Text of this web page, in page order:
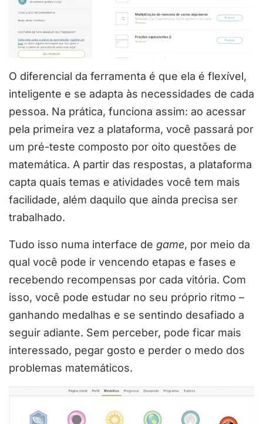
O diferencial da ferramenta é que ela é flexível,
inteligente e se adapta às necessidades de cada
pessoa. Na prática, funciona assim: ao acessar
pela primeira vez a plataforma, você passará por
um pré-teste composto por oito questões de
matemática. A partir das respostas, a plataforma
capta quais temas e atividades você tem mais
facilidade, além daquilo que ainda precisa ser
trabalhado.
Tudo isso numa interface de game, por meio da
qual você pode ir vencendo etapas e fases e
recebendo recompensas por cada vitória. Com
isso, você pode estudar no seu próprio ritmo –
ganhando medalhas e se sentindo desafiado a
seguir adiante. Sem perceber, pode ficar mais
interessado, pegar gosto e perder o medo dos
problemas matemáticos.